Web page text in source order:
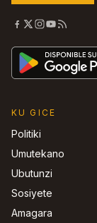
KU GICE
Politiki
Umutekano
Ubutunzi
Sosiyete
Amagara